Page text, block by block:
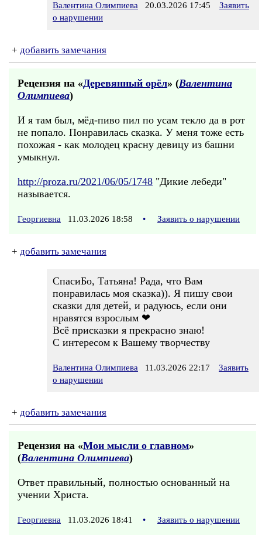
Валентина Олимпиева 20.03.2026 17:45
Заявить
о нарушении
+ добавить замечания
Рецензия на «Деревянный орёл» (Валентина
Олимпиева)
И я там был, мёд-пиво пил по усам текло да в рот
не попало. Понравилась сказка. У меня тоже есть
похожая - как молодец красну девицу из башни
умыкнул.
http://proza.ru/2021/06/05/1748 "Дикие лебеди"
называется.
Георгиевна 11.03.2026 18:58 • Заявить о нарушении
+ добавить замечания
СпасиБо, Татьяна! Рада, что Вам
понравилась моя сказка)). Я пишу свои
сказки для детей, и радуюсь, если они
нравятся взрослым ❤
Всё присказки я прекрасно знаю!
С интересом к Вашему творчеству
Валентина Олимпиева 11.03.2026 22:17
Заявить
о нарушении
+ добавить замечания
Рецензия на «Мои мысли о главном»
(Валентина Олимпиева)
Ответ правильный, полностью основанный на
учении Христа.
Георгиевна 11.03.2026 18:41 • Заявить о нарушении